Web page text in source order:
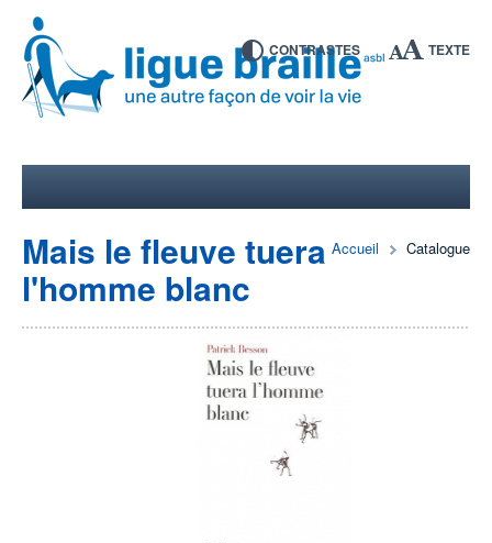
CONTRASTES TEXTE
Accueil Catalogue
Mais le fleuve tuera
l'homme blanc